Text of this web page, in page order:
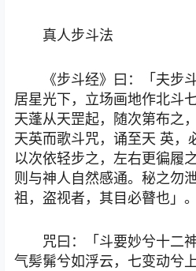
真人步斗法
《步斗经》曰：「夫步
居星光下，立场画地作北斗
天蓬从天罡起，随次第布之
天英而歌斗咒，诵至天 英，
以次依轻步之，左右更徧履
则与神人自然感通。秘之勿
祖，盗视者，其目必瞽也」。
咒曰：「斗要妙兮十二
气髣髴兮如浮云，七变动兮